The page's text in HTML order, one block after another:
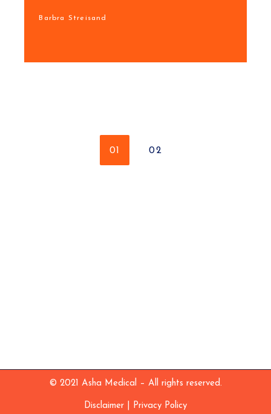
Barbra Streisand
01 02
© 2021 Asha Medical – All rights reserved.
Disclaimer| Privacy Policy